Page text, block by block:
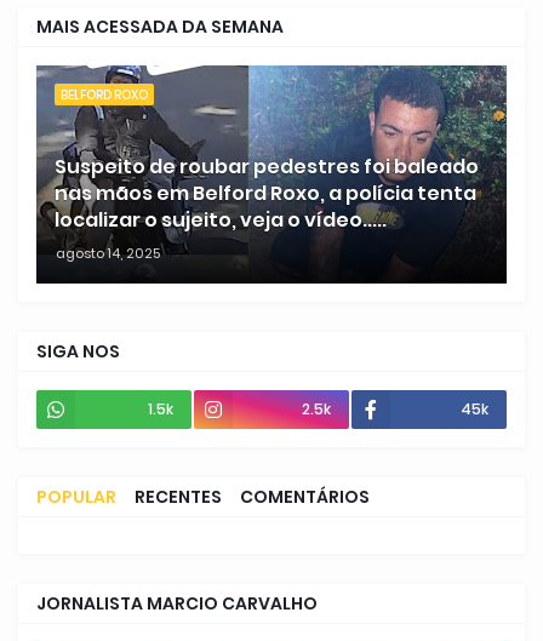
MAIS ACESSADA DA SEMANA
BELFORD ROXO
Suspeito de roubar pedestres foi baleado
nas mãos em Belford Roxo, a polícia tenta
localizar o sujeito, veja o vídeo.....
agosto 14, 2025
SIGA NOS
1.5k 2.5k 45k
POPULAR RECENTES COMENTÁRIOS
JORNALISTA MARCIO CARVALHO